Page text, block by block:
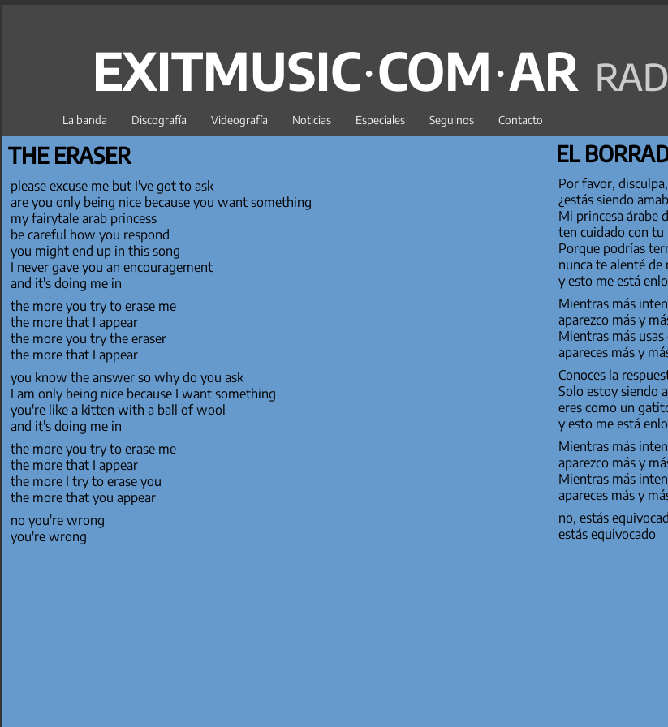
EXITMUSIC·COM·AR
La banda Discografía Videografía Noticias Especiales Seguinos Contacto
THE ERASER
please excuse me but I've got to ask
are you only being nice because you want something
my fairytale arab princess
be careful how you respond
you might end up in this song
I never gave you an encouragement
and it's doing me in
the more you try to erase me
the more that I appear
the more you try the eraser
the more that I appear
you know the answer so why do you ask
I am only being nice because I want something
you're like a kitten with a ball of wool
and it's doing me in
the more you try to erase me
the more that I appear
the more I try to erase you
the more that you appear
no you're wrong
you're wrong
EL
Por favor,
¿estás siendo
Mi princesa árabe
ten cuidado con tu
Porque podrías
nunca te alenté
y esto me está
Mientras más
aparezco más y
Mientras más
apareces más y
Conoces la
Solo estoy siendo
eres como un
y esto me está
aparezco más y
Mientras más
apareces más y
no, estás
estás equivocado